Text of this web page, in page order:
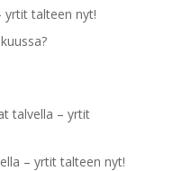
yrtit talteen nyt!
talvella – yrtit
– yrtit talteen nyt!